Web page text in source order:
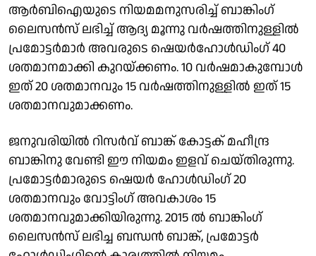
ആര്‍ബിഐയുടെ നിയമമനുസരിച്ച് ബാങ്കിംഗ്
ലൈസന്‍സ് ലഭിച്ച് ആദ്യ മൂന്നു വര്‍ഷത്തിനുള്ളില്‍
പ്രമോട്ടര്‍മാര്‍ അവരുടെ ഷെയര്‍ഹോള്‍ഡിംഗ് 40
ശതമാനമാക്കി കുറയ്ക്കണം. 10 വര്‍ഷമാകുമ്പോള്‍
ഇത് 20 ശതമാനവും 15 വര്‍ഷത്തിനുള്ളില്‍ ഇത് 15
ശതമാനവുമാക്കണം.
ജനുവരിയില്‍ റിസര്‍വ് ബാങ്ക് കോട്ടക് മഹീന്ദ്ര
ബാങ്കിനു വേണ്ടി ഈ നിയമം ഇളവ് ചെയ്തിരുന്നു.
പ്രമോട്ടര്‍മാരുടെ ഷെയര്‍ ഹോള്‍ഡിംഗ് 20
ശതമാനവും വോട്ടിംഗ് അവകാശം 15
ശതമാനവുമാക്കിയിരുന്നു. 2015 ല്‍ ബാങ്കിംഗ്
ലൈസന്‍സ് ലഭിച്ച ബന്ധന്‍ ബാങ്ക്, പ്രമോട്ടര്‍